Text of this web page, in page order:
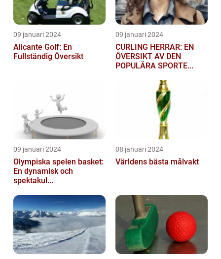
09 januari 2024
Alicante Golf: En
Fullständig Översikt
09 januari 2024
CURLING HERRAR: EN
ÖVERSIKT AV DEN
POPULÄRA SPORTE...
09 januari 2024
Olympiska spelen basket:
En dynamisk och
spektakul...
08 januari 2024
Världens bästa målvakt